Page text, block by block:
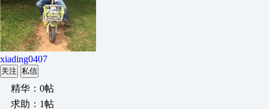
xiading0407
关注 私信
精华：0帖
求助：1帖